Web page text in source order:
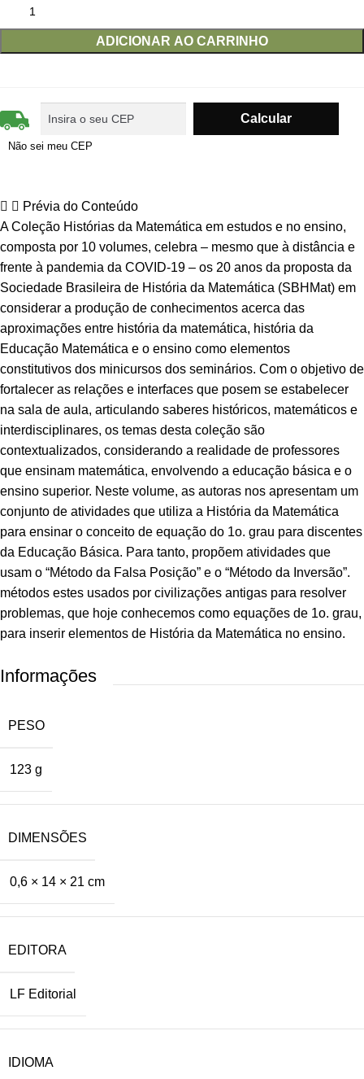
ADICIONAR AO CARRINHO
Não sei meu CEP
Prévia do Conteúdo
A Coleção Histórias da Matemática em estudos e no ensino,
composta por 10 volumes, celebra – mesmo que à distância e
frente à pandemia da COVID-19 – os 20 anos da proposta da
Sociedade Brasileira de História da Matemática (SBHMat) em
considerar a produção de conhecimentos acerca das
aproximações entre história da matemática, história da
Educação Matemática e o ensino como elementos
constitutivos dos minicursos dos seminários. Com o objetivo de
fortalecer as relações e interfaces que posem se estabelecer
na sala de aula, articulando saberes históricos, matemáticos e
interdisciplinares, os temas desta coleção são
contextualizados, considerando a realidade de professores
que ensinam matemática, envolvendo a educação básica e o
ensino superior. Neste volume, as autoras nos apresentam um
conjunto de atividades que utiliza a História da Matemática
para ensinar o conceito de equação do 1o. grau para discentes
da Educação Básica. Para tanto, propõem atividades que
usam o “Método da Falsa Posição” e o “Método da Inversão”.
métodos estes usados por civilizações antigas para resolver
problemas, que hoje conhecemos como equações de 1o. grau,
para inserir elementos de História da Matemática no ensino.
Informações
PESO
123 g
DIMENSÕES
0,6 × 14 × 21 cm
EDITORA
LF Editorial
IDIOMA